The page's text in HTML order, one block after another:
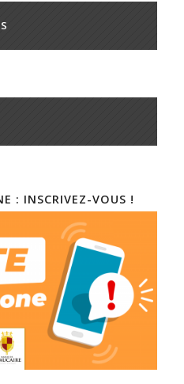
: INSCRIVEZ-VOUS !